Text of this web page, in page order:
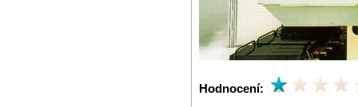
Hodnocení: